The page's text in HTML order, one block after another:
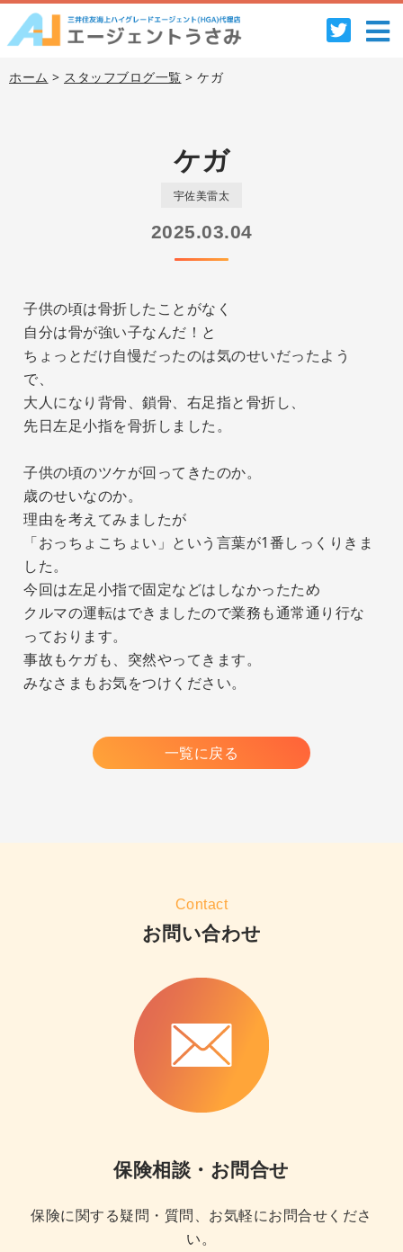
ホーム > スタッフブログ一覧 > ケガ
ケガ
宇佐美雷太
2025.03.04
子供の頃は骨折したことがなく
自分は骨が強い子なんだ！と
ちょっとだけ自慢だったのは気のせいだったよう
で、
大人になり背骨、鎖骨、右足指と骨折し、
先日左足小指を骨折しました。
子供の頃のツケが回ってきたのか。
歳のせいなのか。
理由を考えてみましたが
「おっちょこちょい」という言葉が1番しっくりきま
した。
今回は左足小指で固定などはしなかったため
クルマの運転はできましたので業務も通常通り行な
っております。
事故もケガも、突然やってきます。
みなさまもお気をつけください。
一覧に戻る
Contact
お問い合わせ
保険相談・お問合せ
保険に関する疑問・質問、お気軽にお問合せくださ
い。